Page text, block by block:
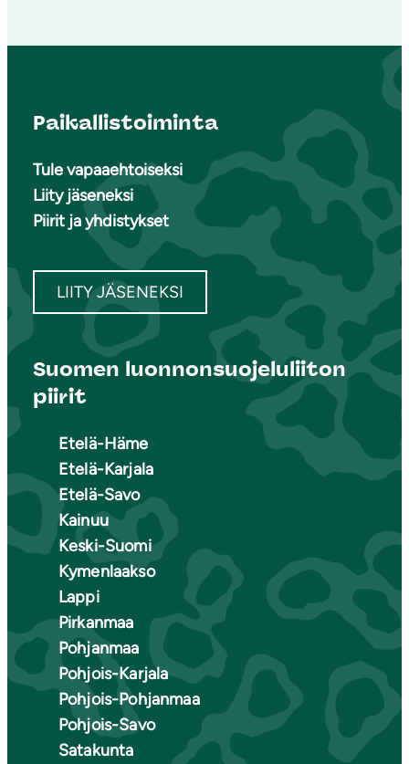
Paikallistoiminta
Tule vapaaehtoiseksi
Liity jäseneksi
Piirit ja yhdistykset
LIITY JÄSENEKSI
Suomen luonnonsuojeluliiton
piirit
Etelä-Häme
Etelä-Karjala
Etelä-Savo
Kainuu
Keski-Suomi
Kymenlaakso
Lappi
Pirkanmaa
Pohjanmaa
Pohjois-Karjala
Pohjois-Pohjanmaa
Pohjois-Savo
Satakunta